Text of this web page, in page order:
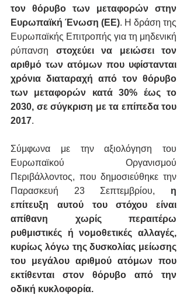
τον θόρυβο των μεταφορών στην
Ευρωπαϊκή Ένωση (ΕΕ). Η δράση της
Ευρωπαϊκής Επιτροπής για τη μηδενική
ρύπανση στοχεύει να μειώσει τον
αριθμό των ατόμων που υφίστανται
χρόνια διαταραχή από τον θόρυβο
των μεταφορών κατά 30% έως το
2030, σε σύγκριση με τα επίπεδα του
2017.
Σύμφωνα με την αξιολόγηση του
Ευρωπαϊκού Οργανισμού
Περιβάλλοντος, που δημοσιεύθηκε την
Παρασκευή 23 Σεπτεμβρίου, η
επίτευξη αυτού του στόχου είναι
απίθανη χωρίς περαιτέρω
ρυθμιστικές ή νομοθετικές αλλαγές,
κυρίως λόγω της δυσκολίας μείωσης
του μεγάλου αριθμού ατόμων που
εκτίθενται στον θόρυβο από την
οδική κυκλοφορία.